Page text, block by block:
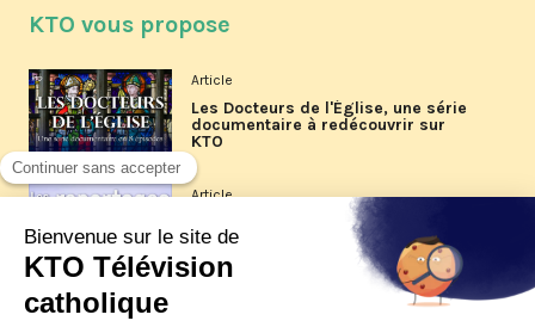
KTO vous propose
Article
Les Docteurs de l'Église, une série
documentaire à redécouvrir sur
KTO
Article
Les reportages d'été 2026 de KTO